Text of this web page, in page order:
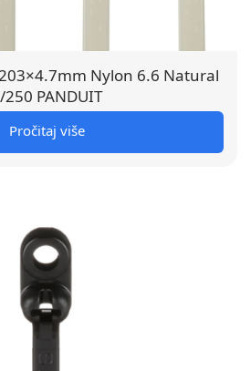
203×4.7mm Nylon 6.6 Natural
250 PANDUIT
Pročitaj više